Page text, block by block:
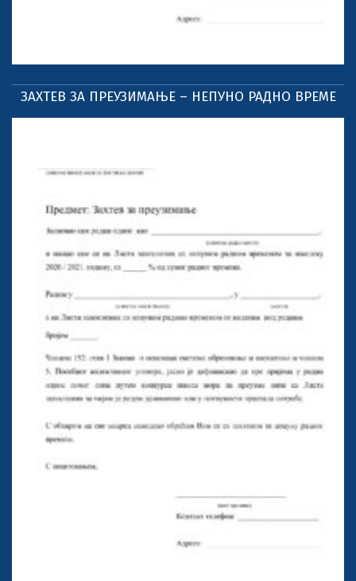
ЗАХТЕВ ЗА ПРЕУЗИМАЊЕ – НЕПУНО РАДНО ВРЕМЕ